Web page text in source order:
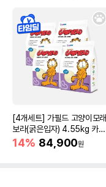
[4개세트] 가필드 고양이모래
보라(굵은입자) 4.55kg 카사
바모래
14% 84,900원